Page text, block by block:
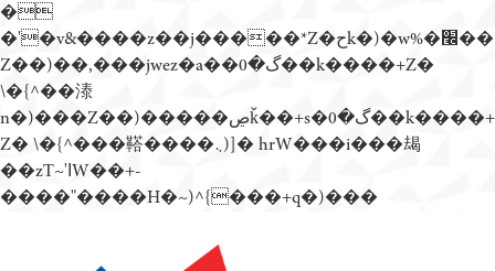
�
�'�v&����z��j�����*Z�حk�)�w%�׬��
Z��)��,���jwez�a��گ�0��k����+Z�
\�{^��溙
n�)���Z��)�����ڝǩ��+s�گ�0��k����+
Z� \�{^���鞳����܆)]� hrW���i���朅
��zƬ~'ߊW��+-
����"����H�~)^{���+q�)���